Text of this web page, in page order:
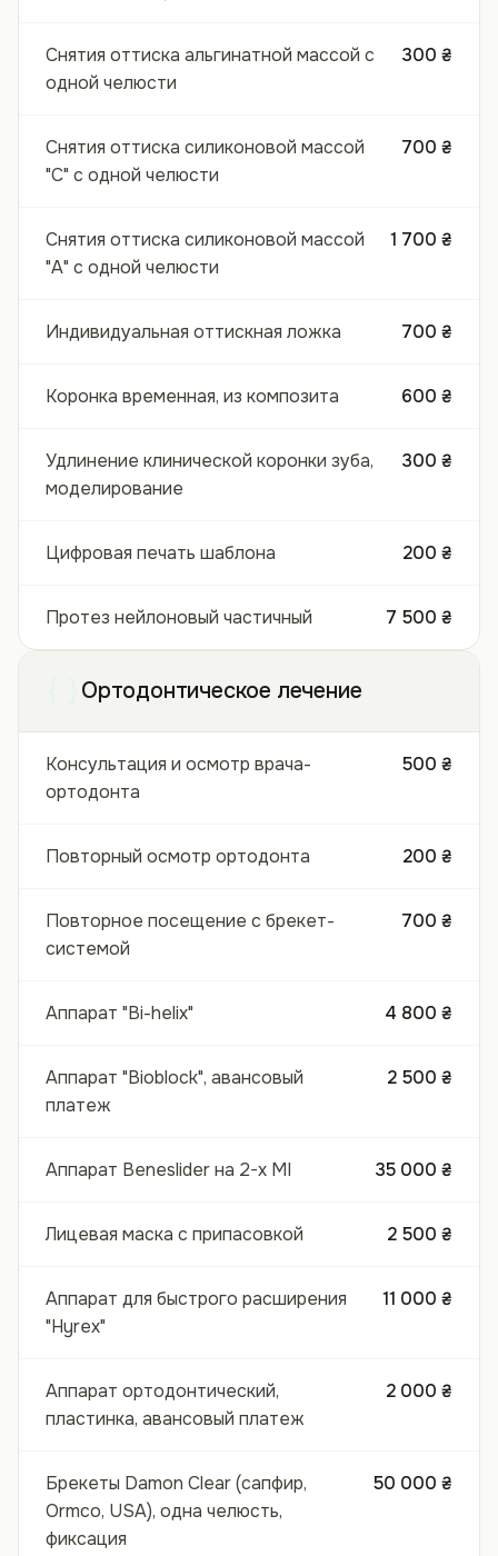
Снятия оттиска альгинатной массой с
одной челюсти
300 ₴
Снятия оттиска силиконовой массой
"С" с одной челюсти
700 ₴
Снятия оттиска силиконовой массой
"А" с одной челюсти
1 700 ₴
Индивидуальная оттискная ложка 700 ₴
Коронка временная, из композита 600 ₴
Удлинение клинической коронки зуба,
моделирование
300 ₴
Цифровая печать шаблона 200 ₴
Протез нейлоновый частичный 7 500 ₴
Ортодонтическое лечение
Консультация и осмотр врача-
ортодонта
500 ₴
Повторный осмотр ортодонта 200 ₴
Повторное посещение с брекет-
системой
700 ₴
Аппарат "Bi-helix" 4 800 ₴
Аппарат "Bioblock", авансовый
платеж
2 500 ₴
Аппарат Beneslider на 2-х МІ 35 000 ₴
Лицевая маска с припасовкой 2 500 ₴
Аппарат для быстрого расширения
"Hyrex"
11 000 ₴
Аппарат ортодонтический,
пластинка, авансовый платеж
2 000 ₴
Брекеты Damon Clear (сапфир,
Ormco, USA), одна челюсть,
фиксация
50 000 ₴